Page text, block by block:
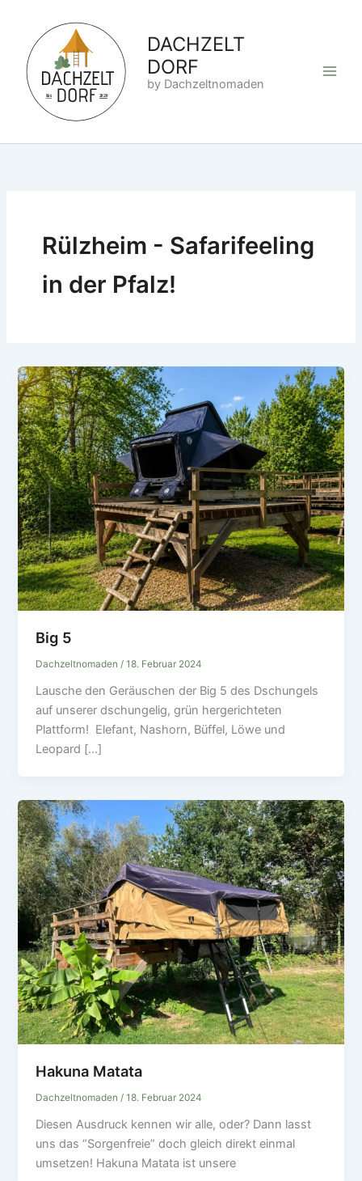
springen
DACHZELT
DORF
by Dachzeltnomaden
Rülzheim - Safarifeeling
in der Pfalz!
Big 5
Dachzeltnomaden/18. Februar 2024
Lausche den Geräuschen der Big 5 des Dschungels
auf unserer dschungelig, grün hergerichteten
Plattform! Elefant, Nashorn, Büffel, Löwe und
Leopard […]
Hakuna Matata
Dachzeltnomaden /18. Februar 2024
Diesen Ausdruck kennen wir alle, oder? Dann lasst
uns das “Sorgenfreie” doch gleich direkt einmal
umsetzen! Hakuna Matata ist unsere